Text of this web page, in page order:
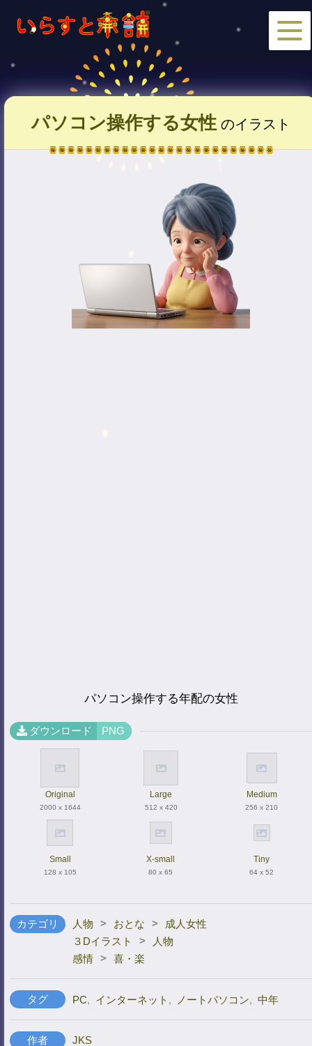
パソコン操作する女性 のイラスト
パソコン操作する年配の女性
ダウンロード PNG
Original
2000 x 1644
Large
512 x 420
Medium
256 x 210
Small
128 x 105
X-small
80 x 65
Tiny
64 x 52
カテゴリ 人物 > おとな >
成人女性
３Dイラスト
>
人物
感情 > 喜・楽
タグ PC, インターネット , ノートパソコン, 中年
作者 JKS